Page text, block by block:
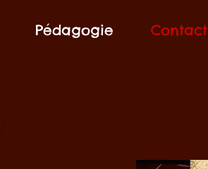
Pédagogie Contact